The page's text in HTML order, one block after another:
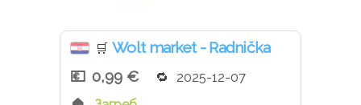
🛒 Wolt market - Radnička
0,99 €
2025-12-07